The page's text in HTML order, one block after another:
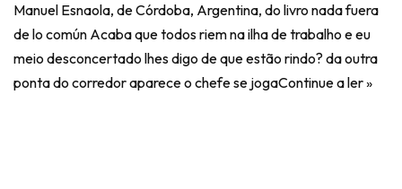
Manuel Esnaola, de Córdoba, Argentina, do livro nada fuera
de lo común Acaba que todos riem na ilha de trabalho e eu
meio desconcertado lhes digo de que estão rindo? da outra
ponta do corredor aparece o chefe se jogaContinue a ler »